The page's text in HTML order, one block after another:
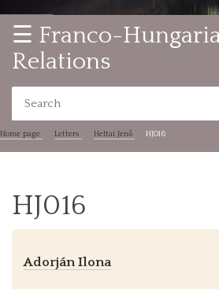
☰ Franco-
Relations
Home page Letters Heltai Jenő HJ016
HJ016
Adorján Ilona